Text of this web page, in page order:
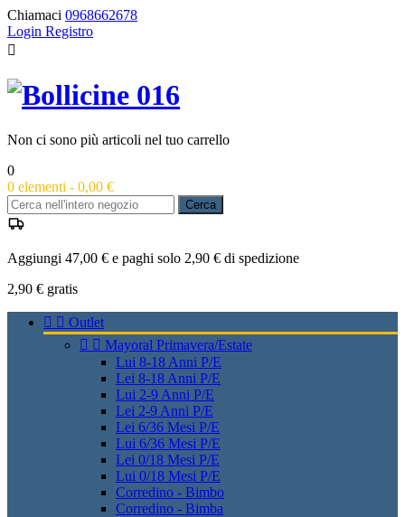
Chiamaci 0968662678
Login Registro

Non ci sono più articoli nel tuo carrello
0
0 elementi - 0,00 €
Cerca
Aggiungi 47,00 € e paghi solo 2,90 € di spedizione
2,90 € gratis
  Outlet
  Mayoral Primavera/Estate
Lui 8-18 Anni P/E
Lei 8-18 Anni P/E
Lui 2-9 Anni P/E
Lei 2-9 Anni P/E
Lei 6/36 Mesi P/E
Lui 6/36 Mesi P/E
Lei 0/18 Mesi P/E
Lui 0/18 Mesi P/E
Corredino - Bimbo
Corredino - Bimba